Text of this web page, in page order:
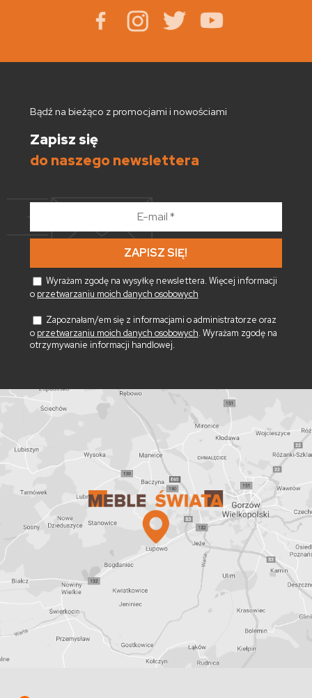
Bądź na bieżąco z promocjami i nowościami
Zapisz się
do naszego newslettera
*
Wyrażam zgodę na wysyłkę newslettera. Więcej informacji
o przetwarzaniu moich danych osobowych
Zapoznałam/em się z informacjami o administratorze oraz
o przetwarzaniu moich danych osobowych. Wyrażam zgodę na
otrzymywanie informacji handlowej.